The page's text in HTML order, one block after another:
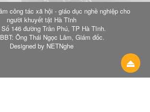
công tác xã hội - giáo dục nghề nghiệp cho
người khuyết tật Hà Tĩnh
146 đường Trần Phú, TP Hà Tĩnh.
Ông Thái Ngọc Lâm, Giám đốc.
Designed by NETNghe